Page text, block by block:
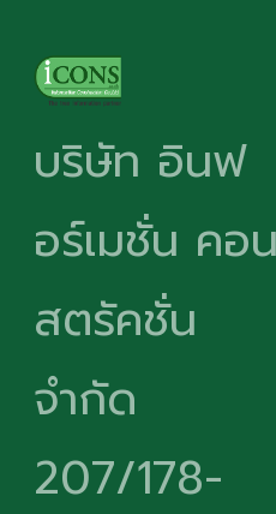
บริษัท อินฟ
อร์เมชั่น คอน
สตรัคชั่น
จำกัด
207/178-